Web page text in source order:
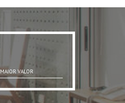
MAIOR VALOR